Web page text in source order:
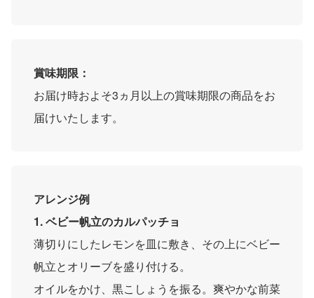
賞味期限：
お届け時およそ3ヵ月以上の賞味期限の商品をお
届けいたします。
アレンジ例
1. ベビー帆立のカルパッチョ
薄切りにしたレモンを皿に敷き、その上にベビー
帆立とオリーブを盛り付ける。
オイルをかけ、黒こしょうを振る。爽やかな前菜